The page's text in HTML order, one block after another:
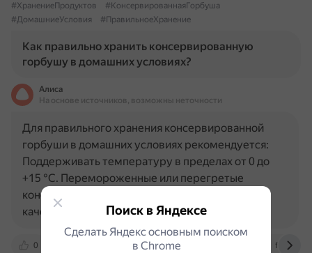
#ХранениеПродуктов
#КонсервированнаяГорбуша
#ДомашниеУсловия
#ПравильноеХранение
Как правильно хранить консервированную
горбушу в домашних условиях?
Алиса
На основе источников, возможны неточности
0 78.rospotrebnadzor.ru
Для правильного хранения консервированной
горбуши в домашних условиях рекомендуется:
Поддерживать температуру в пределах от 0 до
+15 °С. Перемороженные или перегретые
консервы не только теряют свои вкусовые
качества, но и могут стать опасными для…
Поиск в Яндексе
Сделать Яндекс основным поиском
в Сhrome